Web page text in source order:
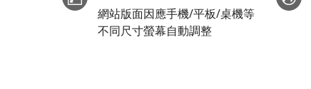
網站版面因應手機/平板/桌機等
不同尺寸螢幕自動調整